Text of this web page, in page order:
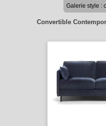
Convertible